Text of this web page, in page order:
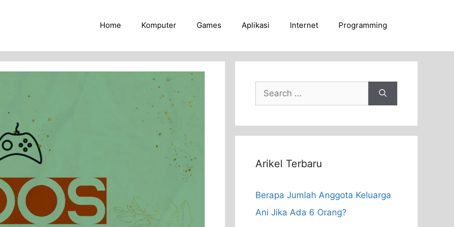
Home Komputer Games Aplikasi Internet Programming
Search
for:
Arikel Terbaru
Berapa Jumlah Anggota Keluarga
Ani Jika Ada 6 Orang?